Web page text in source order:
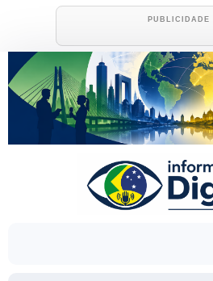
to
content